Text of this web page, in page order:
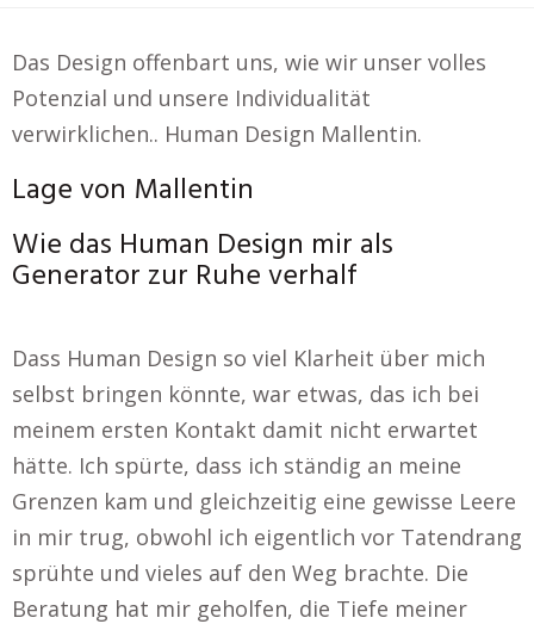
Das Design offenbart uns, wie wir unser volles
Potenzial und unsere Individualität
verwirklichen.. Human Design Mallentin.
Lage von Mallentin
Wie das Human Design mir als
Generator zur Ruhe verhalf
Dass Human Design so viel Klarheit über mich
selbst bringen könnte, war etwas, das ich bei
meinem ersten Kontakt damit nicht erwartet
hätte. Ich spürte, dass ich ständig an meine
Grenzen kam und gleichzeitig eine gewisse Leere
in mir trug, obwohl ich eigentlich vor Tatendrang
sprühte und vieles auf den Weg brachte. Die
Beratung hat mir geholfen, die Tiefe meiner